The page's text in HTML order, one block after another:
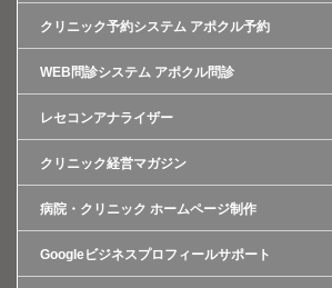
クリニック予約システム アポクル予約
WEB問診システム アポクル問診
レセコンアナライザー
クリニック経営マガジン
病院・クリニック ホームページ制作
Googleビジネスプロフィールサポート